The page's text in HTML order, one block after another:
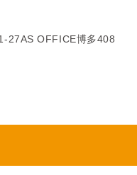
27AS OFFICE博多408